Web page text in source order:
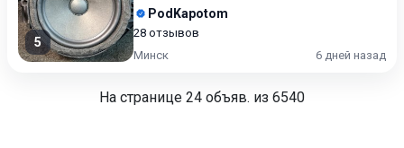
5
PodKapotom
28 отзывов
Минск
6 дней назад
На странице 24 объяв. из 6540